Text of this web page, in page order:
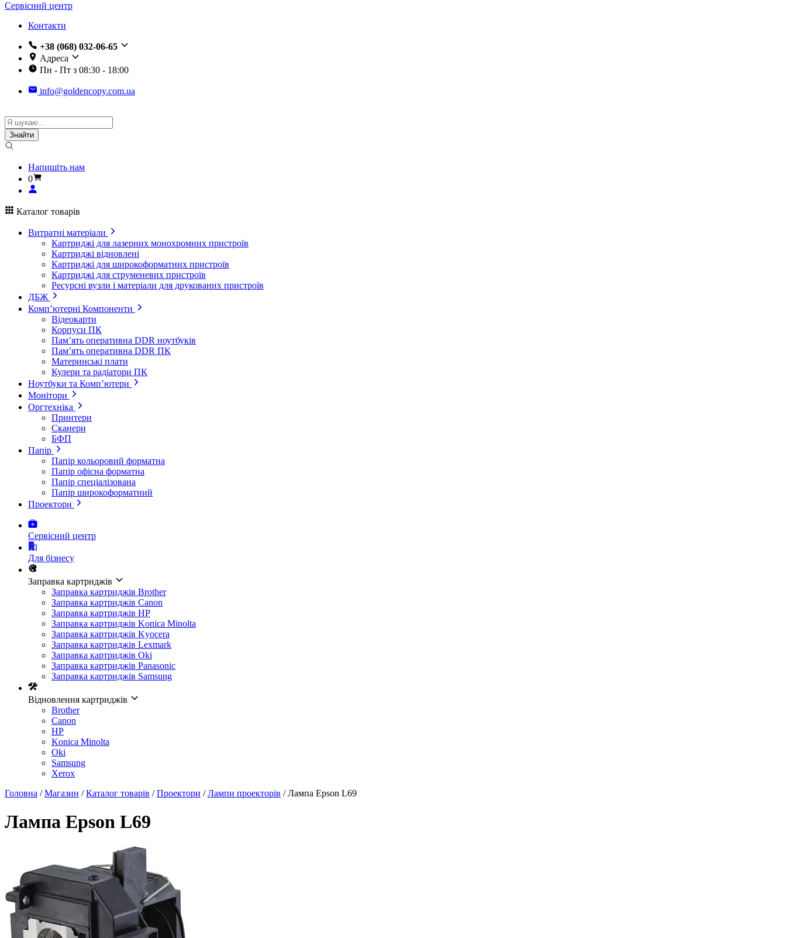
Сервісний центр
Контакти
+38 (068) 032-06-65
Адреса
Пн - Пт з 08:30 - 18:00
info@goldencopy.com.ua
Пошук
товарів
Знайти
Напишіть нам
0
Каталог товарів
Витратні матеріали
Картриджі для лазерних монохромних пристроїв
Картриджі відновлені
Картриджі для широкоформатних пристроїв
Картриджі для струменевих пристроїв
Ресурсні вузли і матеріали для друкованих пристроїв
ДБЖ
Комп’ютерні Компоненти
Відеокарти
Корпуси ПК
Пам’ять оперативна DDR ноутбуків
Пам’ять оперативна DDR ПК
Материнські плати
Кулери та радіатори ПК
Ноутбуки та Комп’ютери
Монітори
Оргтехніка
Принтери
Сканери
БФП
Папір
Папір кольоровий форматна
Папір офісна форматна
Папір спеціалізована
Папір широкоформатний
Проектори
Сервісний центр
Для бізнесу
Заправка картриджів
Заправка картриджів Brother
Заправка картриджів Canon
Заправка картриджів HP
Заправка картриджів Konica Minolta
Заправка картриджів Kyocera
Заправка картриджів Lexmark
Заправка картриджів Oki
Заправка картриджів Panasonic
Заправка картриджів Samsung
Відновлення картриджів
Brother
Canon
HP
Konica Minolta
Oki
Samsung
Xerox
Головна /Магазин /Каталог товарів /Проектори /Лампи проекторів / Лампа Epson L69
Лампа Epson L69